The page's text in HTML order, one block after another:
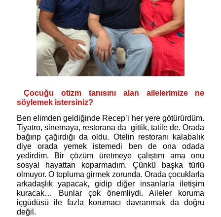
Çocuğu otizm tanısını alan ailelerimize ne
söylemek istersiniz?
Ben elimden geldiğinde Recep’i her yere götürürdüm.
Tiyatro, sinemaya, restorana da gittik, tatile de. Orada
bağırıp çağırdığı da oldu. Otelin restoranı kalabalık
diye orada yemek istemedi ben de ona odada
yedirdim. Bir çözüm üretmeye çalıştım ama onu
sosyal hayattan koparmadım. Çünkü başka türlü
olmuyor. O topluma girmek zorunda. Orada çocuklarla
arkadaşlık yapacak, gidip diğer insanlarla iletişim
kuracak… Bunlar çok önemliydi. Aileler koruma
içgüdüsü ile fazla korumacı davranmak da doğru
değil.